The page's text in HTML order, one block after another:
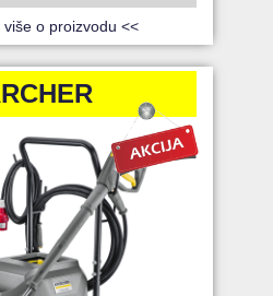
više o proizvodu <<